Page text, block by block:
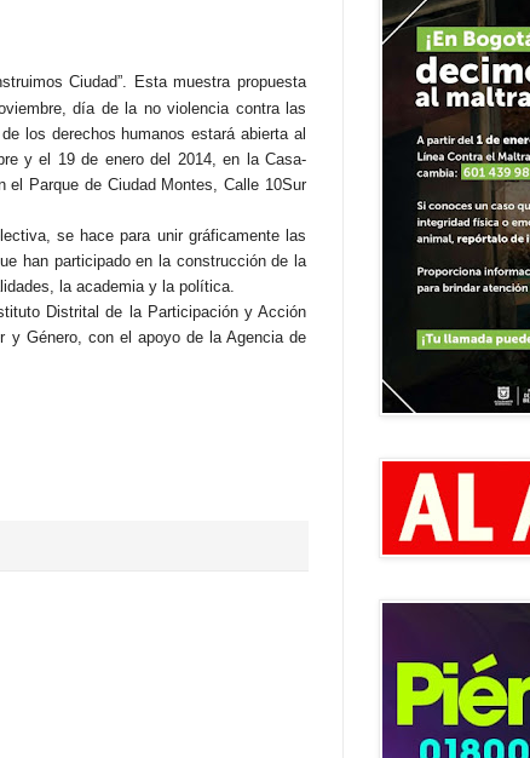
Ciudad”. Esta muestra propuesta
día de la no violencia contra las
los derechos humanos estará abierta al
y el 19 de enero del 2014, en la Casa-
el Parque de Ciudad Montes, Calle 10Sur
se hace para unir gráficamente las
han participado en la construcción de la
la academia y la política.
Distrital de la Participación y Acción
y Género, con el apoyo de la Agencia de